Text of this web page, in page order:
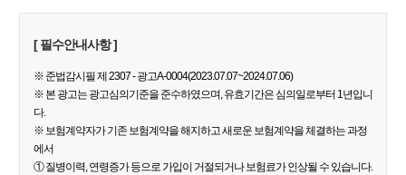
[ 필수안내사항 ]
※ 준법감시필 제 2307 - 광고A-0004(2023.07.07~2024.07.06)
※ 본 광고는 광고심의기준을 준수하였으며, 유효기간은 심의일로부터 1년입니
다.
※ 보험계약자가 기존 보험계약을 해지하고 새로운 보험계약을 체결하는 과정
에서
① 질병이력, 연령증가 등으로 가입이 거절되거나 보험료가 인상될 수 있습니다.